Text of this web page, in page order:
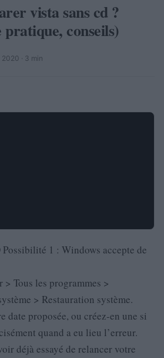
vista sans cd ?
pratique, conseils)
2020 · 3 min
Possibilité 1 : Windows accepte de
> Tous les programmes >
> Restauration système.
date proposée, ou créez-en une si
quand a eu lieu l’erreur.
déjà essayé de relancer votre